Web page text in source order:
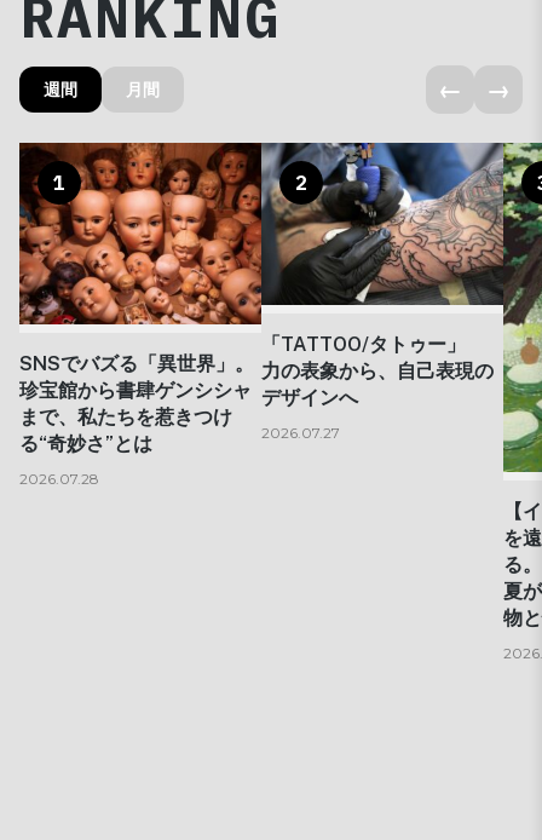
RANKING
週間 月間 ← →
1
SNSでバズる「異世界」。
珍宝館から書肆ゲンシシャ
まで、私たちを惹きつけ
る“奇妙さ”とは
2026.07.28
2
「TATTOO/タトゥー」
力の表象から、自己表現の
デザインへ
2026.07.27
【
を
る
夏
物